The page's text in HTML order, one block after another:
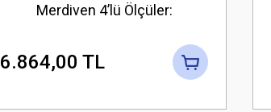
Merdiven 4’lü Ölçüler:
6.864,00 TL